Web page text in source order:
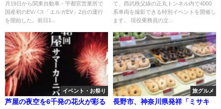
月19日から関東自動車・宇都宮営業所で
国産初のEVバス「エルガEV」2台の運行
を開始した。前日1...
て、西武秩父線の正丸トンネル内で4000
系車両を撮影できる特別イベントを開催し
ます。 現役乗務員の立...
イベント・お祭り
芦屋の夜空を6千発の花火が彩る
旅グルメ
長野市、神奈川県発祥「ミサキ